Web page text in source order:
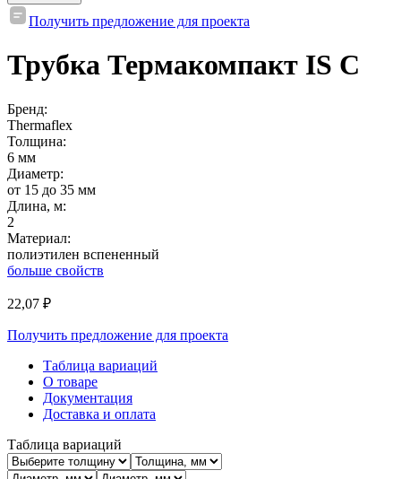
Получить предложение для проекта
Трубка Термакомпакт IS C
Бренд:
Thermaflex
Толщина:
6 мм
Диаметр:
от 15 до 35 мм
Длина, м:
2
Материал:
полиэтилен вспененный
больше свойств
22,07 ₽
Получить предложение для проекта
Таблица вариаций
О товаре
Документация
Доставка и оплата
Таблица вариаций